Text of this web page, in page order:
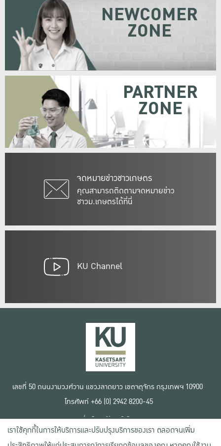
จดหมายข่าวชาวเกษตร
คุณสามารถติดตามจดหมายข่าว
ชาวม.เกษตรได้ที่นี่
NEWCOMER
ZONE
PARTNER
ZONE
KU Channel
เลขที่ 50 ถนนงามวงศ์วาน แขวงลาดยาว เขตจตุจักร กรุงเทพฯ 10900
โทรศัพท์ +66 (0) 2942 8200-45
เงื่อนไขการใช้งานเว็บไซต์
ข้อตกลงด้านสิทธิ์ใช้งาน
นโยบายความเป็นส่วนตัว
เราใช้คุกกี้ในการให้บริการและปรับปรุงบริการของเรา ตลอดจนเพิ่ม